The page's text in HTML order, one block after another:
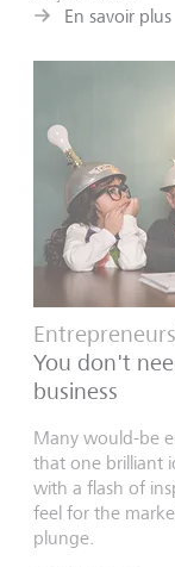
En savoir plus
You don't
business
Many would-be
that one brilliant
with a flash of
feel for the
plunge.